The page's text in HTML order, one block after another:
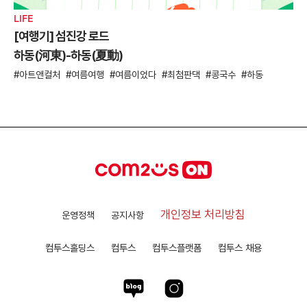
LIFE
[여행기] 섬진강 로드
하동(河東)-하동(夏動)
아트앤컬처 여름여행 여름이었다 최첨판댁 콩국수 하동
운영정책 공지사항 개인정보 처리방침
컴투스홀딩스 컴투스 컴투스플랫폼 컴투스 채용